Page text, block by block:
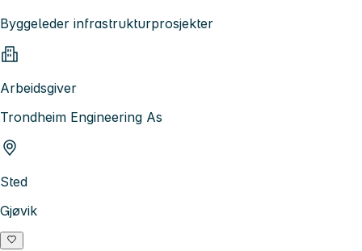
Byggeleder infrastrukturprosjekter
Arbeidsgiver
Trondheim Engineering As
Sted
Gjøvik